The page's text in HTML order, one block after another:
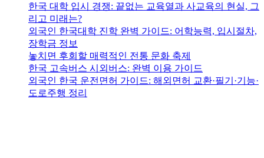
한국 대학 입시 경쟁: 끝없는 교육열과 사교육의 현실, 그
리고 미래는?
외국인 한국대학 진학 완벽 가이드: 어학능력, 입시절차,
장학금 정보
놓치면 후회할 매력적인 전통 문화 축제
한국 고속버스 시외버스: 완벽 이용 가이드
외국인 한국 운전면허 가이드: 해외면허 교환·필기·기능·
도로주행 정리